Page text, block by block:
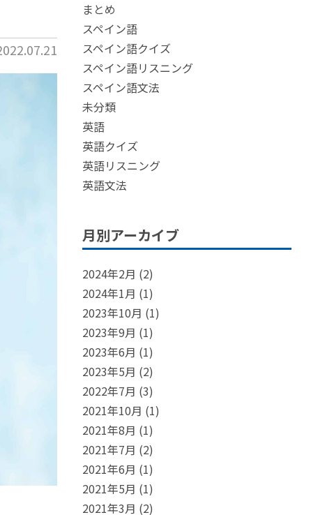
まとめ
スペイン語
スペイン語クイズ
スペイン語リスニング
スペイン語文法
未分類
英語
英語クイズ
英語リスニング
英語文法
月別アーカイブ
2024年2月 (2)
2024年1月 (1)
2023年10月 (1)
2023年9月 (1)
2023年6月 (1)
2023年5月 (2)
2022年7月 (3)
2021年10月 (1)
2021年8月 (1)
2021年7月 (2)
2021年6月 (1)
2021年5月 (1)
2021年3月 (2)